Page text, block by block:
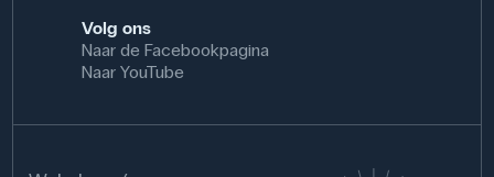
Volg ons
Naar de Facebookpagina
Naar YouTube